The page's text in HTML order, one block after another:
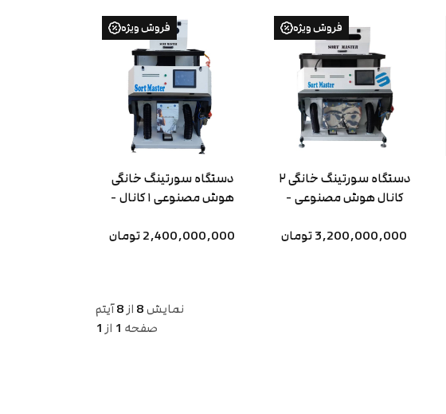
فروش ویژه
دستگاه سورتینگ خانگی ۲
کانال هوش مصنوعی -
3,200,000,000 تومان
فروش ویژه
دستگاه سورتینگ خانگی
هوش مصنوعی ۱ کانال -
2,400,000,000 تومان
نمایش8 از 8آیتم
صفحه 1 از 1